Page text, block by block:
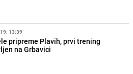
13:39
pripreme Plavih, prvi trening
na Grbavici